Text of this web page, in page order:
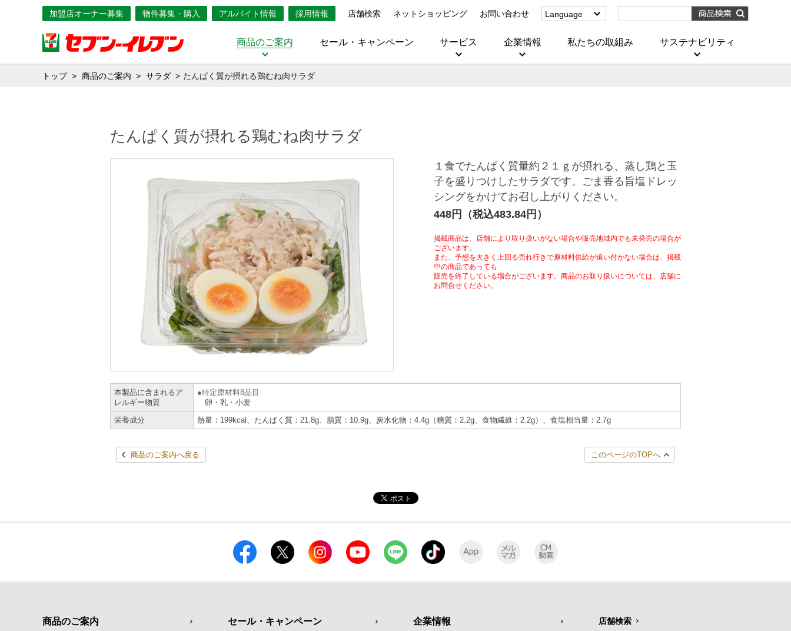
加盟店オーナー募集 物件募集・購入 アルバイト情報 採用情報 店舗検索 ネットショッピング お問い合わせ
Language
(Corporate)
商品のご案内 セール・キャンペーン サービス 企業情報 私たちの取組み サステナビリティ
トップ 商品のご案内 サラダ たんぱく質が摂れる鶏むね肉サラダ
たんぱく質が摂れる鶏むね肉サラダ
１食でたんぱく質量約２１ｇが摂れる、蒸し鶏と玉
子を盛りつけしたサラダです。ごま香る旨塩ドレッ
シングをかけてお召し上がりください。
448円（税込483.84円）
掲載商品は、店舗により取り扱いがない場合や販売地域内でも未発売の場合が
ございます。
また、予想を大きく上回る売れ行きで原材料供給が追い付かない場合は、掲載
中の商品であっても
販売を終了している場合がございます。商品のお取り扱いについては、店舗に
お問合せください。
本製品に含まれるア
レルギー物質
特定原材料8品目
卵・乳・小麦
栄養成分
熱量：199kcal、たんぱく質：21.8g、脂質：10.9g、炭水化物：4.4g（糖質：2.2g、食物繊維：2.2g）、食塩相当量：2.7g
商品のご案内へ戻る このページのTOPへ
商品のご案内 セール・キャンペーン 企業情報
店舗検索